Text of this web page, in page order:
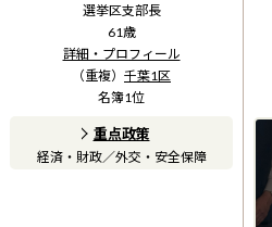
選挙区支部長
61歳
詳細・プロフィール
（重複） 千葉1区
名簿1位
重点政策
経済・財政／外交・安全保障